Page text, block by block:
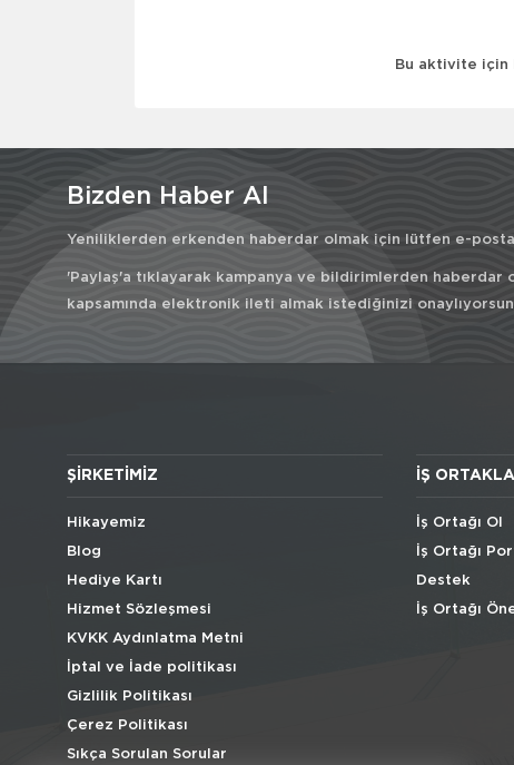
Bu aktivite için
Bizden Haber Al
Yeniliklerden erkenden haberdar olmak için lütfen e-posta
'Paylaş'a tıklayarak kampanya ve bildirimlerden haberdar
kapsamında elektronik ileti almak istediğinizi
ŞIRKETIMIZ
Hikayemiz
Blog
Hediye Kartı
Hizmet Sözleşmesi
KVKK Aydınlatma Metni
İptal ve İade politikası
Gizlilik Politikası
Çerez Politikası
Sıkça Sorulan Sorular
İŞ
İş Ortağı Ol
İş Ortağı
Destek
İş Ortağı